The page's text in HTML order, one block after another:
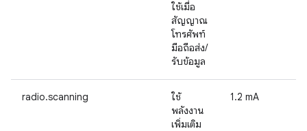
ใช้เมื่อ
สัญญาณ
โทรศัพท์
มือถือส่ง/
รับข้อมูล
radio.scanning
ใช้
พลังงาน
เพิ่มเติม
1.2 mA